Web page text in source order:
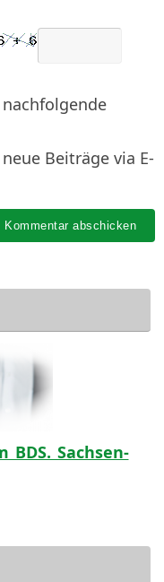
Beiträge via E-
BDS. Sachsen-